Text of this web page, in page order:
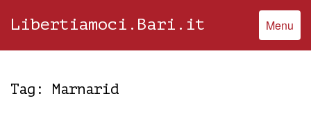
Libertiamoci.Bari.it Menu
Tag: Marnarid